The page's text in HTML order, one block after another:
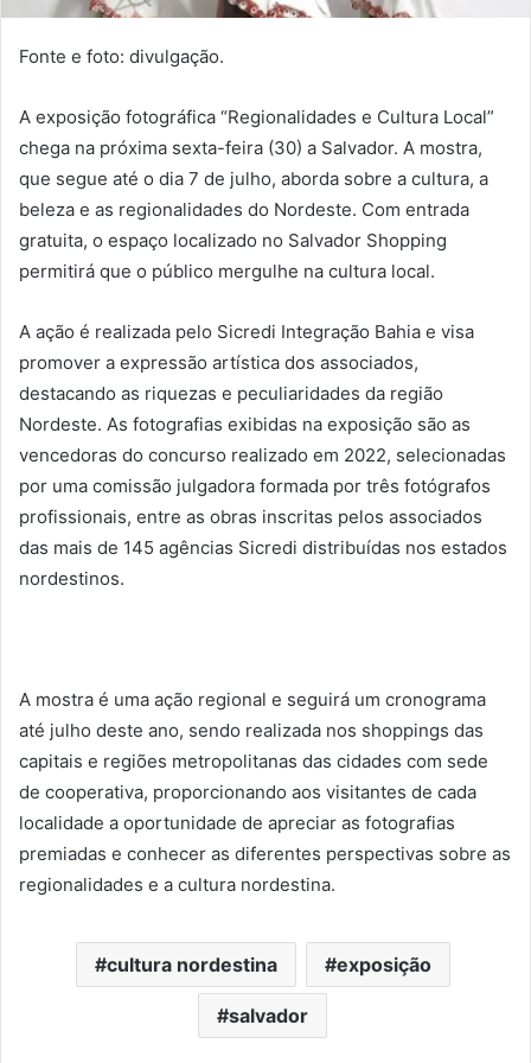
Fonte e foto: divulgação.
A exposição fotográfica “Regionalidades e Cultura Local”
chega na próxima sexta-feira (30) a Salvador. A mostra,
que segue até o dia 7 de julho, aborda sobre a cultura, a
beleza e as regionalidades do Nordeste. Com entrada
gratuita, o espaço localizado no Salvador Shopping
permitirá que o público mergulhe na cultura local.
A ação é realizada pelo Sicredi Integração Bahia e visa
promover a expressão artística dos associados,
destacando as riquezas e peculiaridades da região
Nordeste. As fotografias exibidas na exposição são as
vencedoras do concurso realizado em 2022, selecionadas
por uma comissão julgadora formada por três fotógrafos
profissionais, entre as obras inscritas pelos associados
das mais de 145 agências Sicredi distribuídas nos estados
nordestinos.
A mostra é uma ação regional e seguirá um cronograma
até julho deste ano, sendo realizada nos shoppings das
capitais e regiões metropolitanas das cidades com sede
de cooperativa, proporcionando aos visitantes de cada
localidade a oportunidade de apreciar as fotografias
premiadas e conhecer as diferentes perspectivas sobre as
regionalidades e a cultura nordestina.
cultura nordestina exposição
salvador